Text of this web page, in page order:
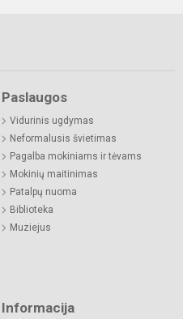
Paslaugos
Vidurinis ugdymas
Neformalusis švietimas
Pagalba mokiniams ir tėvams
Mokinių maitinimas
Patalpų nuoma
Biblioteka
Muziejus
Informacija